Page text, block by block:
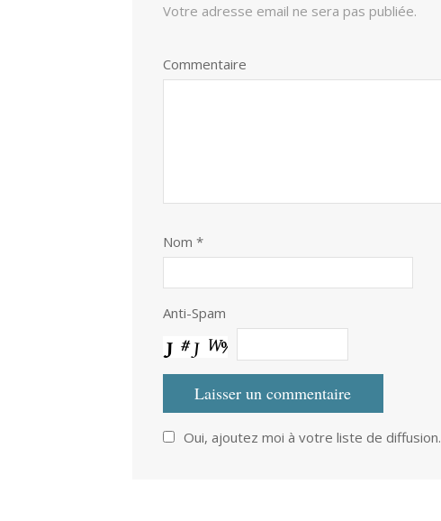
Votre adresse email ne sera pas publiée.
Commentaire
Nom*
Anti-Spam
Oui, ajoutez moi à votre liste de diffusion.